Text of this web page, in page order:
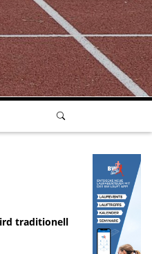
traditionell